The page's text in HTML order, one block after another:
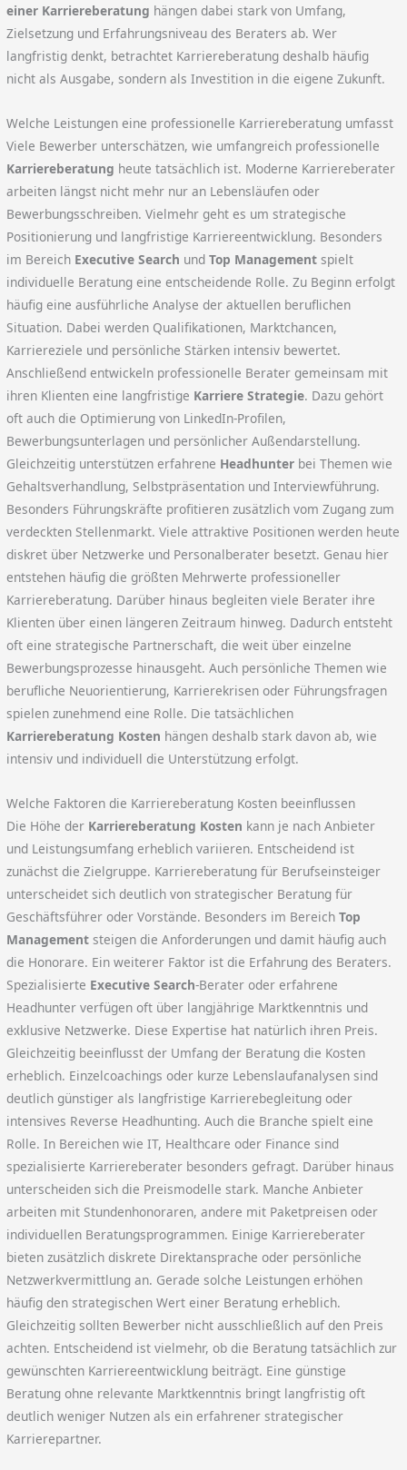
einer Karriereberatung hängen dabei stark von Umfang,
Zielsetzung und Erfahrungsniveau des Beraters ab. Wer
langfristig denkt, betrachtet Karriereberatung deshalb häufig
nicht als Ausgabe, sondern als Investition in die eigene Zukunft.
Welche Leistungen eine professionelle Karriereberatung umfasst
Viele Bewerber unterschätzen, wie umfangreich professionelle
Karriereberatung heute tatsächlich ist. Moderne Karriereberater
arbeiten längst nicht mehr nur an Lebensläufen oder
Bewerbungsschreiben. Vielmehr geht es um strategische
Positionierung und langfristige Karriereentwicklung. Besonders
im Bereich Executive Search undTop Management spielt
individuelle Beratung eine entscheidende Rolle. Zu Beginn erfolgt
häufig eine ausführliche Analyse der aktuellen beruflichen
Situation. Dabei werden Qualifikationen, Marktchancen,
Karriereziele und persönliche Stärken intensiv bewertet.
Anschließend entwickeln professionelle Berater gemeinsam mit
ihren Klienten eine langfristige Karriere Strategie. Dazu gehört
oft auch die Optimierung von LinkedIn-Profilen,
Bewerbungsunterlagen und persönlicher Außendarstellung.
Gleichzeitig unterstützen erfahrene Headhunter bei Themen wie
Gehaltsverhandlung, Selbstpräsentation und Interviewführung.
Besonders Führungskräfte profitieren zusätzlich vom Zugang zum
verdeckten Stellenmarkt. Viele attraktive Positionen werden heute
diskret über Netzwerke und Personalberater besetzt. Genau hier
entstehen häufig die größten Mehrwerte professioneller
Karriereberatung. Darüber hinaus begleiten viele Berater ihre
Klienten über einen längeren Zeitraum hinweg. Dadurch entsteht
oft eine strategische Partnerschaft, die weit über einzelne
Bewerbungsprozesse hinausgeht. Auch persönliche Themen wie
berufliche Neuorientierung, Karrierekrisen oder Führungsfragen
spielen zunehmend eine Rolle. Die tatsächlichen
Karriereberatung Kosten hängen deshalb stark davon ab, wie
intensiv und individuell die Unterstützung erfolgt.
Welche Faktoren die Karriereberatung Kosten beeinflussen
Die Höhe der Karriereberatung Kosten kann je nach Anbieter
und Leistungsumfang erheblich variieren. Entscheidend ist
zunächst die Zielgruppe. Karriereberatung für Berufseinsteiger
unterscheidet sich deutlich von strategischer Beratung für
Geschäftsführer oder Vorstände. Besonders im BereichTop
Management steigen die Anforderungen und damit häufig auch
die Honorare. Ein weiterer Faktor ist die Erfahrung des Beraters.
Spezialisierte Executive Search-Berater oder erfahrene
Headhunter verfügen oft über langjährige Marktkenntnis und
exklusive Netzwerke. Diese Expertise hat natürlich ihren Preis.
Gleichzeitig beeinflusst der Umfang der Beratung die Kosten
erheblich. Einzelcoachings oder kurze Lebenslaufanalysen sind
deutlich günstiger als langfristige Karrierebegleitung oder
intensives Reverse Headhunting. Auch die Branche spielt eine
Rolle. In Bereichen wie IT, Healthcare oder Finance sind
spezialisierte Karriereberater besonders gefragt. Darüber hinaus
unterscheiden sich die Preismodelle stark. Manche Anbieter
arbeiten mit Stundenhonoraren, andere mit Paketpreisen oder
individuellen Beratungsprogrammen. Einige Karriereberater
bieten zusätzlich diskrete Direktansprache oder persönliche
Netzwerkvermittlung an. Gerade solche Leistungen erhöhen
häufig den strategischen Wert einer Beratung erheblich.
Gleichzeitig sollten Bewerber nicht ausschließlich auf den Preis
achten. Entscheidend ist vielmehr, ob die Beratung tatsächlich zur
gewünschten Karriereentwicklung beiträgt. Eine günstige
Beratung ohne relevante Marktkenntnis bringt langfristig oft
deutlich weniger Nutzen als ein erfahrener strategischer
Karrierepartner.